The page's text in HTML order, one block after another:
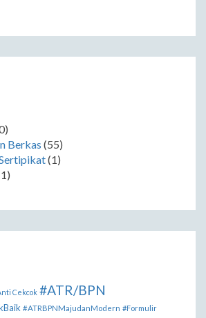
Berkas (55)
(1)
Cekcok #ATR/BPN
#ATRBPNMajudanModern #Formulir